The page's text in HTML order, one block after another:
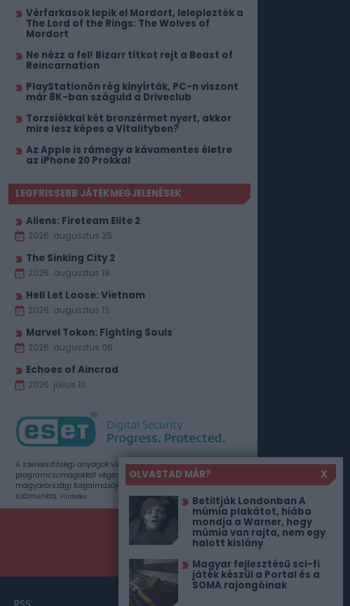
OLVASTAD MÁR?
X
Betiltják Londonban A
múmia plakátot, hiába
mondja a Warner, hogy
múmia van rajta, nem egy
halott kislány
Magyar fejlesztésű sci-fi
játék készül a Portal és a
SOMA rajongóinak
Vérfarkasok lepik el Mordort, leleplezték a
The Lord of the Rings: The Wolves of
Mordort
Ne nézz a fel! Bizarr titkot rejt a Beast of
Reincarnation
PlayStationön rég kinyírták, PC-n viszont
már 8K-ban száguld a Driveclub
Torzsiékkal két bronzérmet nyert, akkor
mire lesz képes a Vitalityben?
Az Apple is rámegy a kávamentes életre
az iPhone 20 Prokkal
LEGFRISSEBB JÁTÉKMEGJELENÉSEK
Aliens: Fireteam Elite 2
2026. augusztus 25.
The Sinking City 2
2026. augusztus 18.
Hell Let Loose: Vietnam
2026. augusztus 13.
Marvel Tokon: Fighting Souls
2026. augusztus 06.
Echoes of Aincrad
2026. július 10.
A szerkesztőségi anyagok vírusellenőrzését az ESET
programcsomagokkal végezzük, amelyet a szoftver
magyarországi forgalmazója, a Sicontact Kft. biztosít
számunkra. Hirdetés